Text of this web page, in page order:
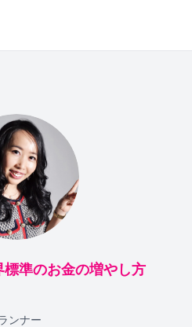
準のお金の増やし方
ンナー